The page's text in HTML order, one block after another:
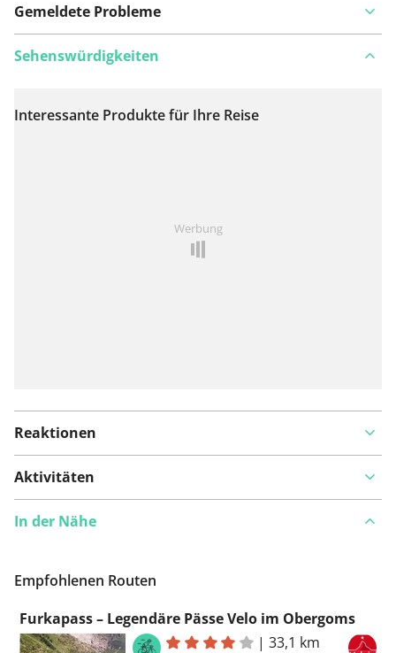
Gemeldete Probleme
Auf Karte anzeigen
Sehenswürdigkeiten
Interessante Produkte für Ihre Reise
Werbung
Reaktionen
Aktivitäten
In der Nähe
Empfohlenen Routen
Furkapass – Legendäre Pässe Velo im Obergoms
|33,1 km